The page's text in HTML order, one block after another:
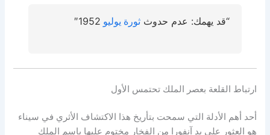
“قد يهمك: عدم حدوث ثورة يوليو 1952″
ارتباط القلعة بعصر الملك تحتمس الأول
أحد أهم الأدلة التي سمحت بتأريخ هذا الاكتشاف الأثري في سيناء
هو العثور على يد آنفورا من الفخار مختوم عليها باسم الملك